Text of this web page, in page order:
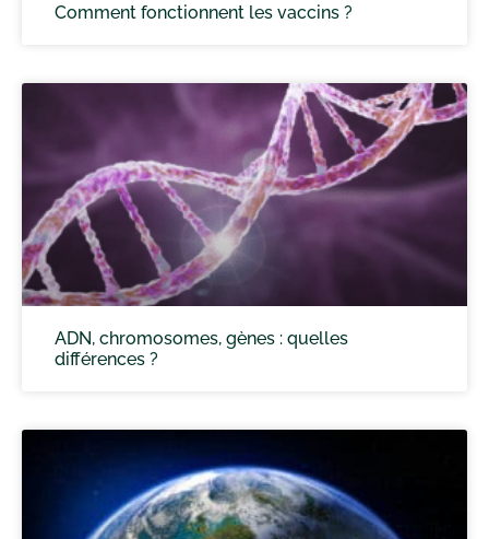
Comment fonctionnent les vaccins ?
ADN, chromosomes, gènes : quelles
différences ?